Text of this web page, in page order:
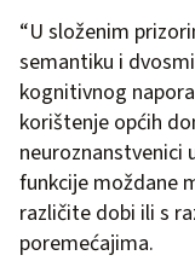
“U složenim
semantiku i
kognitivnog
korištenje općih
neuroznanstvenici
funkcije moždane
različite dobi ili s
poremećajima.